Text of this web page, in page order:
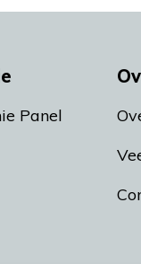
Panel